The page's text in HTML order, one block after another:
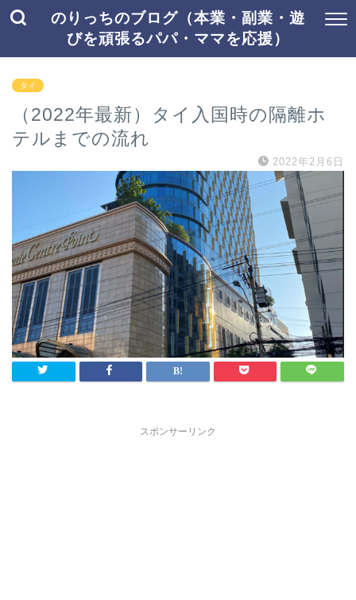
のりっちのブログ（本業・副業・遊
びを頑張るパパ・ママを応援）
タイ
（2022年最新）タイ入国時の隔離ホ
テルまでの流れ
2022年2月6日
スポンサーリンク